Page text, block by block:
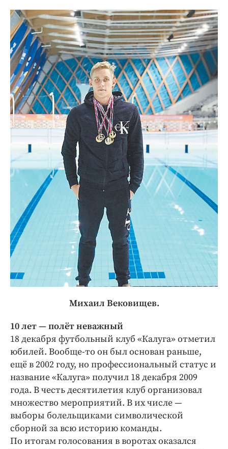
Михаил Вековищев.
10 лет — ​полёт неважный
18 декабря футбольный клуб «Калуга» отметил
юбилей. Вообще-то он был основан раньше,
ещё в 2002 году, но профессиональный статус и
название «Калуга» получил 18 декабря 2009
года. В честь десятилетия клуб организовал
множество мероприятий. В их числе —
выборы болельщиками символической
сборной за всю историю команды.
По итогам голосования в воротах оказался